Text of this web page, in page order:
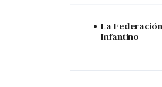
La
Infantino